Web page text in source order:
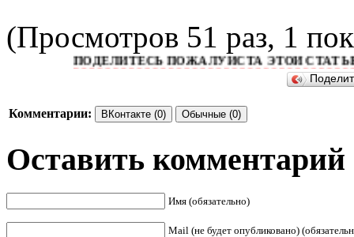
(Просмотров 51 раз, 1
ПОДЕЛИТЕСЬ ПОЖАЛУЙСТА ЭТОЙ СТАТЬЕЙ С
Комментарии: ВКонтакте (0) Обычные (0)
Оставить комментарий
Имя (обязательно)
Mail (не будет опубликовано)